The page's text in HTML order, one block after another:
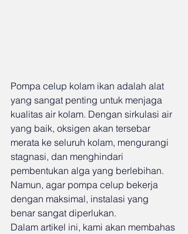
Pompa celup kolam ikan adalah alat
yang sangat penting untuk menjaga
kualitas air kolam. Dengan sirkulasi air
yang baik, oksigen akan tersebar
merata ke seluruh kolam, mengurangi
stagnasi, dan menghindari
pembentukan alga yang berlebihan.
Namun, agar pompa celup bekerja
dengan maksimal, instalasi yang
benar sangat diperlukan.
Dalam artikel ini, kami akan membahas